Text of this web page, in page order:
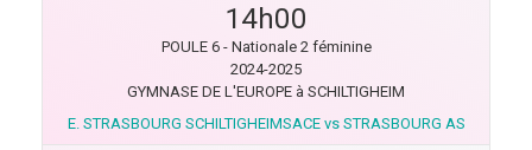
14h00
POULE 6 - Nationale 2 féminine
2024-2025
GYMNASE DE L'EUROPE à SCHILTIGHEIM
E. STRASBOURG SCHILTIGHEIMSACE vs STRASBOURG AS